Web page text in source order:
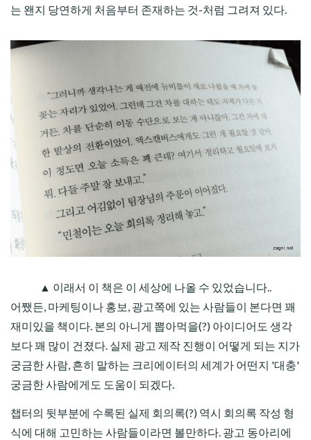
는 왠지 당연하게 처음부터 존재하는 것-처럼 그려져 있다.
▲ 이래서 이 책은 이 세상에 나올 수 있었습니다..
어쨌든, 마케팅이나 홍보, 광고쪽에 있는 사람들이 본다면 꽤
재미있을 책이다. 본의 아니게 뽑아먹을(?) 아이디어도 생각
보다 꽤 많이 건졌다. 실제 광고 제작 진행이 어떻게 되는 지가
궁금한 사람, 흔히 말하는 크리에이터의 세계가 어떤지 '대충'
궁금한 사람에게도 도움이 되겠다.
챕터의 뒷부분에 수록된 실제 회의록(?) 역시 회의록 작성 형
식에 대해 고민하는 사람들이라면 볼만하다. 광고 동아리에